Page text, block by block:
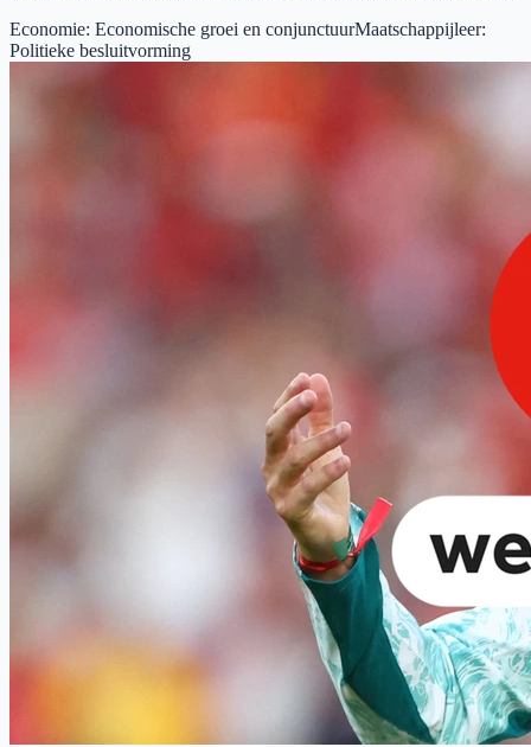
Economie: Economische groei en conjunctuurMaatschappijleer:
Politieke besluitvorming